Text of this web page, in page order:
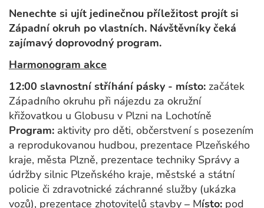
Nenechte si ujít jedinečnou příležitost projít si
Západní okruh po vlastních. Návštěvníky čeká
zajímavý doprovodný program.
Harmonogram akce
12:00 slavnostní stříhání pásky - místo: začátek
Západního okruhu při nájezdu za okružní
křižovatkou u Globusu v Plzni na Lochotíně
Program: aktivity pro děti, občerstvení s posezením
a reprodukovanou hudbou, prezentace Plzeňského
kraje, města Plzně, prezentace techniky Správy a
údržby silnic Plzeňského kraje, městské a státní
policie či zdravotnické záchranné služby (ukázka
vozů), prezentace zhotovitelů stavby – Místo: pod